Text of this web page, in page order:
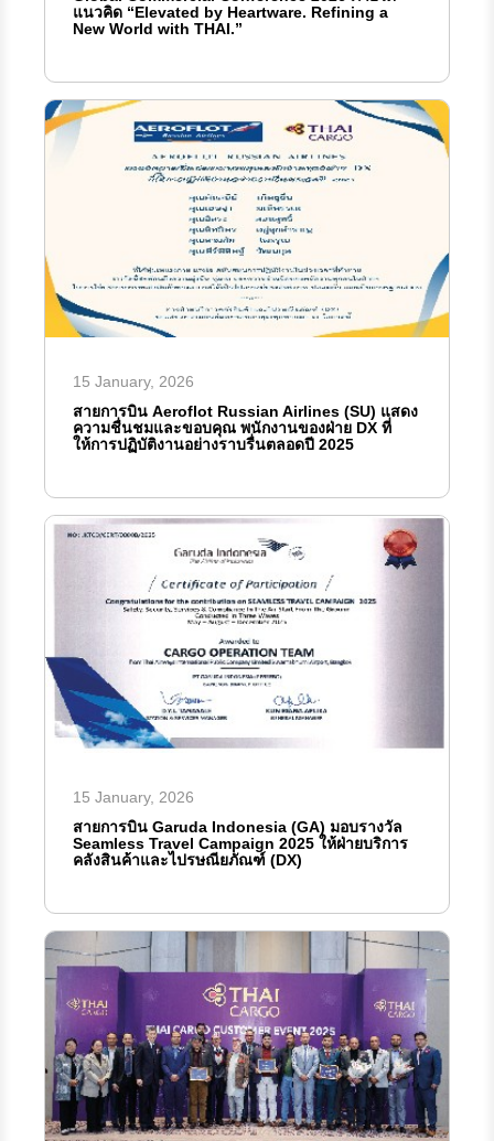
แนวคิด “Elevated by Heartware. Refining a
New World with THAI.”
15 January, 2026
สายการบิน Aeroflot Russian Airlines (SU) แสดง
ความชื่นชมและขอบคุณ พนักงานของฝ่าย DX ที่
ให้การปฏิบัติงานอย่างราบรื่นตลอดปี 2025
15 January, 2026
สายการบิน Garuda Indonesia (GA) มอบรางวัล
Seamless Travel Campaign 2025 ให้ฝ่ายบริการ
คลังสินค้าและไปรษณียภัณฑ์ (DX)